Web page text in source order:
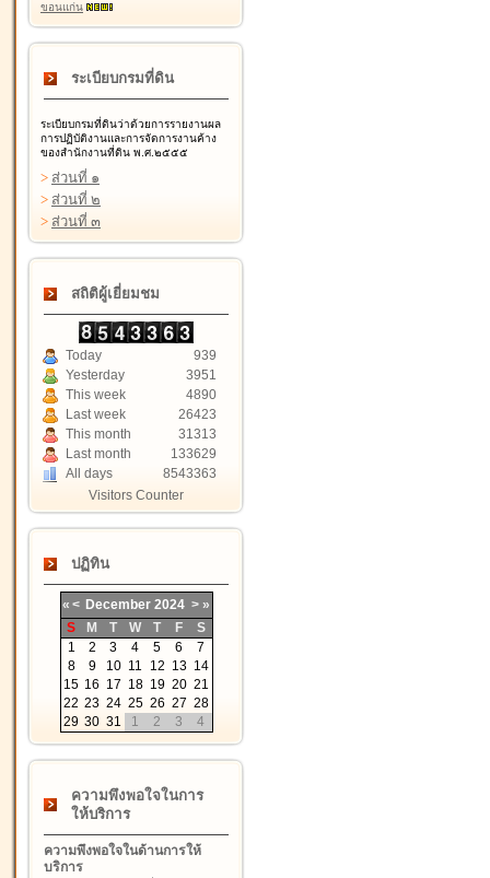
ขอนแก่น
ระเบียบกรมที่ดิน
ระเบียบกรมที่ดินว่าด้วยการรายงานผล
การปฏิบัติงานและการจัดการงานค้าง
ของสำนักงานที่ดิน พ.ศ.๒๕๕๕
> ส่วนที่ ๑
> ส่วนที่ ๒
> ส่วนที่ ๓
สถิติผู้เยี่ยมชม
Today
939
Yesterday
3951
This week
4890
Last week
26423
This month
31313
Last month
133629
All days
8543363
Visitors Counter
ปฏิทิน
« < December 2024 > »
S
M T W T F
S
1
2 3 4 5 6
7
8
9 10 11 12 13 14
15 16 17 18 19 20 21
22 23 24 25 26 27 28
29 30 31 1 2 3 4
ความพึงพอใจในการ
ให้บริการ
ความพึงพอใจในด้านการให้
บริการ